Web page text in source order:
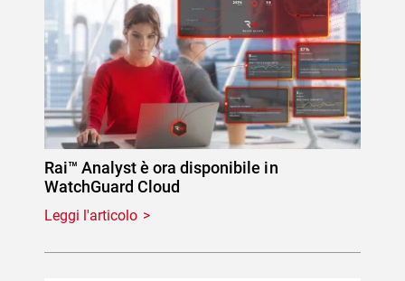
Rai™ Analyst è ora disponibile in
WatchGuard Cloud
Leggi l'articolo